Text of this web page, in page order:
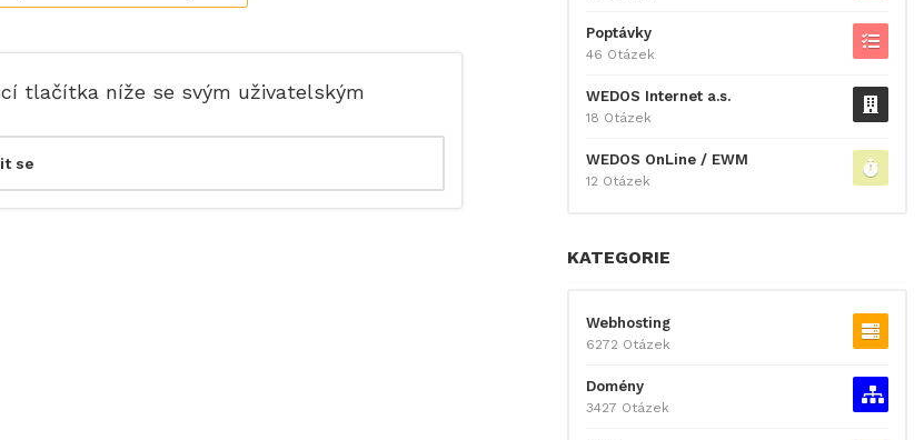
tlačítka níže se svým uživatelským
Poptávky
46 Otázek
WEDOS Internet a.s.
18 Otázek
WEDOS OnLine / EWM
12 Otázek
KATEGORIE
Webhosting
6272 Otázek
Domény
3427 Otázek